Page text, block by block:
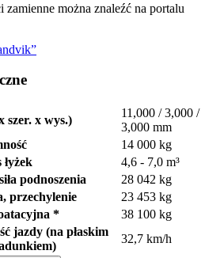
zamienne można znaleźć na portalu
szer. x wys.)
11,000 / 3,000 /
3,000 mm
14 000 kg
4,6 - 7,0 m³
podnoszenia
28 042 kg
przechylenie
23 453 kg
*
38 100 kg
jazdy (na płaskim
32,7 km/h